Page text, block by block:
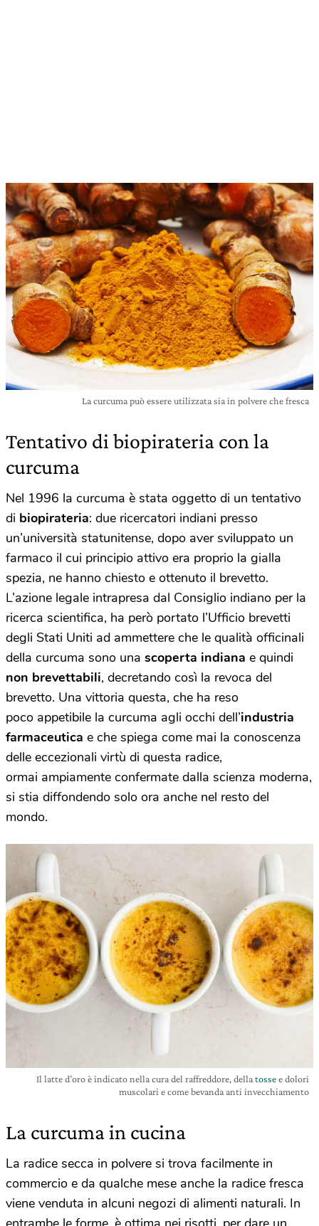
La curcuma può essere utilizzata sia in polvere che fresca
Tentativo di biopirateria con la
curcuma
Nel 1996 la curcuma è stata oggetto di un tentativo
di biopirateria: due ricercatori indiani presso
un’università statunitense, dopo aver sviluppato un
farmaco il cui principio attivo era proprio la gialla
spezia, ne hanno chiesto e ottenuto il brevetto.
L’azione legale intrapresa dal Consiglio indiano per la
ricerca scientifica, ha però portato l’Ufficio brevetti
degli Stati Uniti ad ammettere che le qualità officinali
della curcuma sono una scoperta indiana e quindi
non brevettabili, decretando così la revoca del
brevetto. Una vittoria questa, che ha reso
poco appetibile la curcuma agli occhi dell’industria
farmaceutica e che spiega come mai la conoscenza
delle eccezionali virtù di questa radice,
ormai ampiamente confermate dalla scienza moderna,
si stia diffondendo solo ora anche nel resto del
mondo.
Il latte d’oro è indicato nella cura del raffreddore, dellatossee dolori
muscolari e come bevanda anti invecchiamento
La curcuma in cucina
La radice secca in polvere si trova facilmente in
commercio e da qualche mese anche la radice fresca
viene venduta in alcuni negozi di alimenti naturali. In